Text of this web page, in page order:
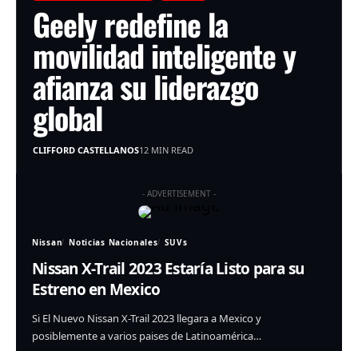
Geely redefine la
movilidad inteligente y
afianza su liderazgo
global
CLIFFORD CASTELLANOS12 MIN READ
- ADVERTISEMENT -
Nissan Noticias Nacionales SUVs
Nissan X-Trail 2023 Estaría Listo para su
Estreno en Mexico
Si El Nuevo Nissan X-Trail 2023 llegara a Mexico y
posiblemente a varios paises de Latinoamérica…